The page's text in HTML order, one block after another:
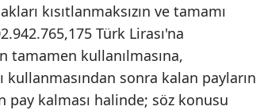
kısıtlanmaksızın ve tamamı
Türk Lirası'na
tamamen kullanılmasına,
sonra kalan payların
pay kalması halinde; söz konusu